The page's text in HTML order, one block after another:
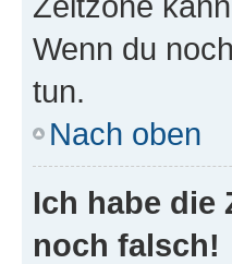
Wenn du
tun.
Nach oben
Ich habe die
noch falsch!